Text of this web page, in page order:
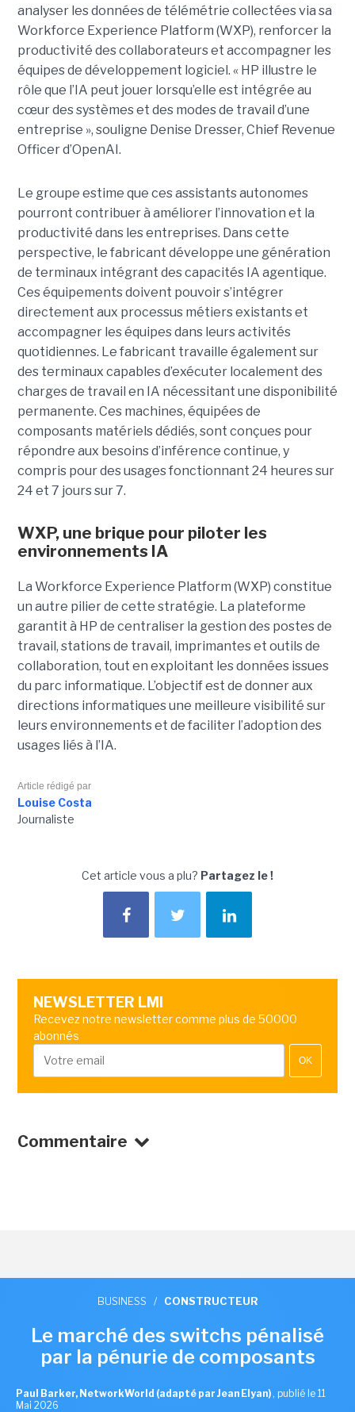
analyser les données de télémétrie collectées via sa
Workforce Experience Platform (WXP), renforcer la
productivité des collaborateurs et accompagner les
équipes de développement logiciel. « HP illustre le
rôle que l’IA peut jouer lorsqu’elle est intégrée au
cœur des systèmes et des modes de travail d’une
entreprise », souligne Denise Dresser, Chief Revenue
Officer d’OpenAI.
Le groupe estime que ces assistants autonomes
pourront contribuer à améliorer l’innovation et la
productivité dans les entreprises. Dans cette
perspective, le fabricant développe une génération
de terminaux intégrant des capacités IA agentique.
Ces équipements doivent pouvoir s’intégrer
directement aux processus métiers existants et
accompagner les équipes dans leurs activités
quotidiennes. Le fabricant travaille également sur
des terminaux capables d’exécuter localement des
charges de travail en IA nécessitant une disponibilité
permanente. Ces machines, équipées de
composants matériels dédiés, sont conçues pour
répondre aux besoins d’inférence continue, y
compris pour des usages fonctionnant 24 heures sur
24 et 7 jours sur 7.
WXP, une brique pour piloter les
environnements IA
La Workforce Experience Platform (WXP) constitue
un autre pilier de cette stratégie. La plateforme
garantit à HP de centraliser la gestion des postes de
travail, stations de travail, imprimantes et outils de
collaboration, tout en exploitant les données issues
du parc informatique. L’objectif est de donner aux
directions informatiques une meilleure visibilité sur
leurs environnements et de faciliter l’adoption des
usages liés à l’IA.
Article rédigé par
Louise Costa
Journaliste
Cet article vous a plu? Partagez le !
NEWSLETTER LMI
Recevez notre newsletter comme plus de 50000
abonnés
OK
Commentaire
BUSINESS / CONSTRUCTEUR
Le marché des switchs pénalisé
par la pénurie de composants
Paul Barker, NetworkWorld (adapté par Jean Elyan) , publié le 11
Mai 2026